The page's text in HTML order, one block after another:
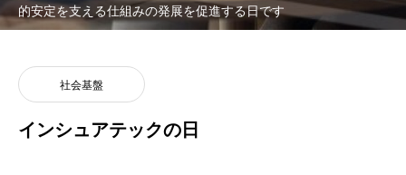
的安定を支える仕組みの発展を促進する日です
社会基盤
インシュアテックの日